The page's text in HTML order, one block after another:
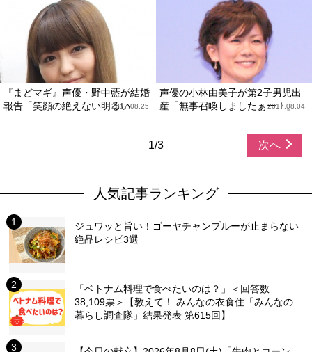
『まどマギ』声優・野中藍が結婚
報告「笑顔の絶えない明るい...
2017.08.25
声優の小林由美子が第2子男児出
産「無事召喚しましたぁー！」
2017.08.04
1/3 次へ
人気記事ランキング
ジュワッと旨い！ゴーヤチャンプルーが止まらない
絶品レシピ3選
「ベトナム料理で食べたいのは？」＜回答数
38,109票＞【教えて！ みんなの衣食住「みんなの
暮らし調査隊」結果発表 第615回】